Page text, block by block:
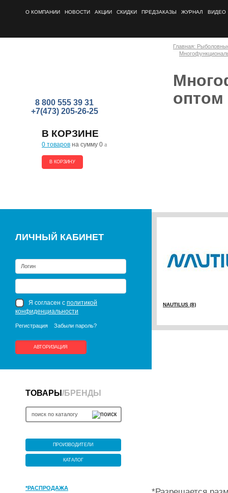
О КОМПАНИИ НОВОСТИ АКЦИИ СКИДКИ ПРЕДЗАКАЗЫ ЖУРНАЛ ВИДЕО
8 800 555 39 31
+7(473) 205-26-25
В КОРЗИНЕ
0 товаров на сумму 0 a
В КОРЗИНУ
ЛИЧНЫЙ КАБИНЕТ
Я согласен с политикой
конфиденциальности
Регистрация Забыли пароль?
АВТОРИЗАЦИЯ
ТОВАРЫ /БРЕНДЫ
ПРОИЗВОДИТЕЛИ
КАТАЛОГ
*РАСПРОДАЖА
Главная:
оптом
NAUTILUS (8)